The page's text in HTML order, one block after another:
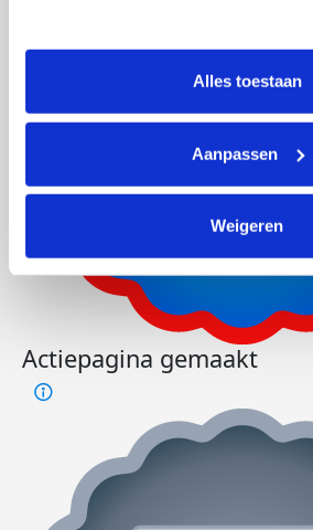
tonen. Je kunt je toestemming op elk
intrekken via Cookie instellingen
lijst met cookies is te vinden in het
Alles toestaan
Aanpassen
Weigeren
Actiepagina gemaakt